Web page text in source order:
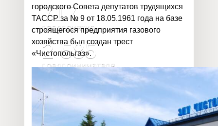
717
предприятие
2 585
предпринимателя
32 020млн
объём валового продукта
городского Совета депутатов трудящихся
ТАССР за № 9 от 18.05.1961 года на базе
строящегося предприятия газового
хозяйства был создан трест
«Чистопольгаз».